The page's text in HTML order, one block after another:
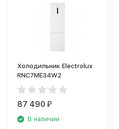
Холодильник Electrolux
RNC7ME34W2
87 490₽
В наличии